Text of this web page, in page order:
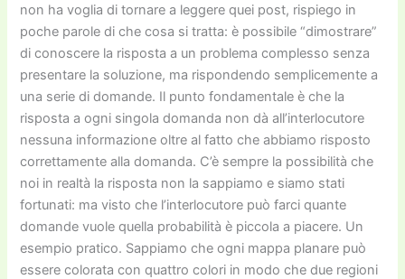
non ha voglia di tornare a leggere quei post, rispiego in
poche parole di che cosa si tratta: è possibile “dimostrare”
di conoscere la risposta a un problema complesso senza
presentare la soluzione, ma rispondendo semplicemente a
una serie di domande. Il punto fondamentale è che la
risposta a ogni singola domanda non dà all’interlocutore
nessuna informazione oltre al fatto che abbiamo risposto
correttamente alla domanda. C’è sempre la possibilità che
noi in realtà la risposta non la sappiamo e siamo stati
fortunati: ma visto che l’interlocutore può farci quante
domande vuole quella probabilità è piccola a piacere. Un
esempio pratico. Sappiamo che ogni mappa planare può
essere colorata con quattro colori in modo che due regioni